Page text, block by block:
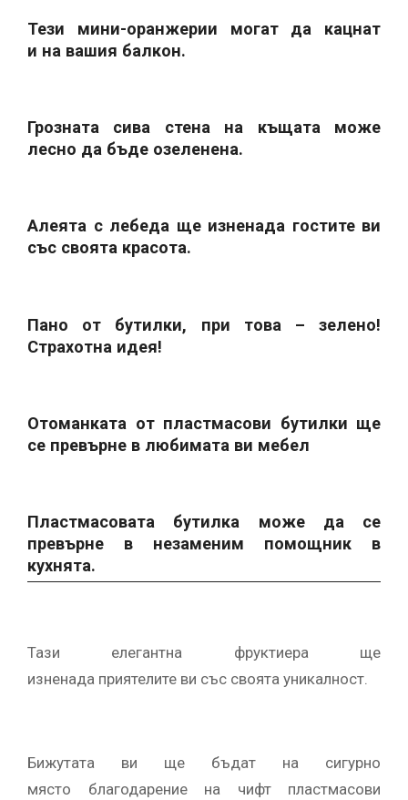
Тези мини-оранжерии могат да кацнат
и на вашия балкон.
Грозната сива стена на къщата може
лесно да бъде озеленена.
Алеята с лебеда ще изненада гостите ви
със своята красота.
Пано от бутилки, при това – зелено!
Страхотна идея!
Отоманката от пластмасови бутилки ще
се превърне в любимата ви мебел
Пластмасовата бутилка може да се
превърне в незаменим помощник в
кухнята.
Тази елегантна фруктиера ще
изненада приятелите ви със своята уникалност.
Бижутата ви ще бъдат на сигурно
място благодарение на чифт пластмасови